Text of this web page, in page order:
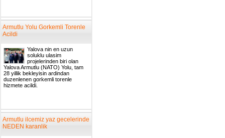
Armutlu Yolu Gorkemli Torenle
Acildi
Yalova nin en uzun
soluklu ulasim
projelerinden biri olan
Yalova Armutlu (NATO) Yolu, tam
28 yillik bekleyisin ardindan
duzenlenen gorkemli torenle
hizmete acildi.
Armutlu ilcemiz yaz gecelerinde
NEDEN karanlik